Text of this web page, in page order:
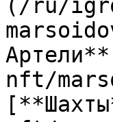
(/ru/
nft/